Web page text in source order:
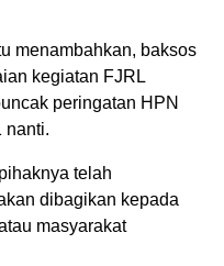
menambahkan, baksos
kegiatan FJRL
peringatan HPN
nanti.
telah
dibagikan kepada
masyarakat